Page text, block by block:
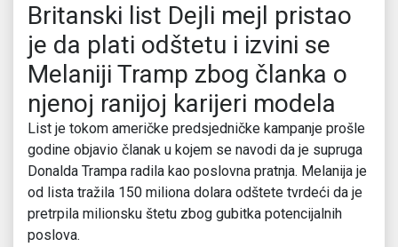
Britanski list Dejli mejl pristao
je da plati odštetu i izvini se
Melaniji Tramp zbog članka o
njenoj ranijoj karijeri modela
List je tokom američke predsjedničke kampanje prošle
godine objavio članak u kojem se navodi da je supruga
Donalda Trampa radila kao poslovna pratnja. Melanija je
od lista tražila 150 miliona dolara odštete tvrdeći da je
pretrpila milionsku štetu zbog gubitka potencijalnih
poslova.